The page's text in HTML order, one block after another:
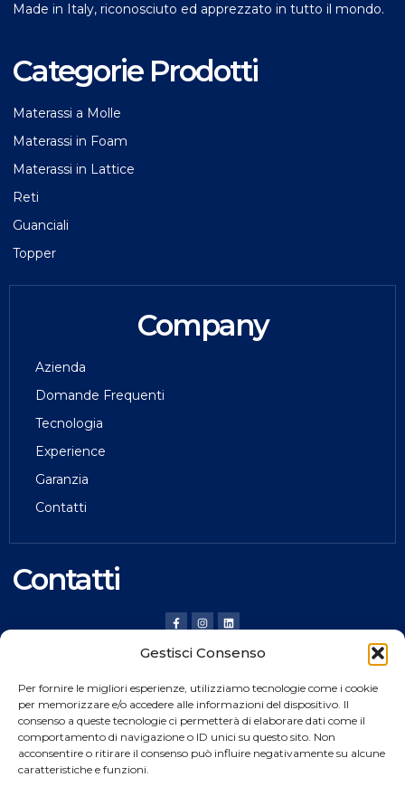
Gestisci Consenso
Per fornire le migliori esperienze, utilizziamo tecnologie come i cookie
per memorizzare e/o accedere alle informazioni del dispositivo. Il
consenso a queste tecnologie ci permetterà di elaborare dati come il
comportamento di navigazione o ID unici su questo sito. Non
acconsentire o ritirare il consenso può influire negativamente su alcune
caratteristiche e funzioni.
Made in Italy, riconosciuto ed apprezzato in tutto il mondo.
Categorie Prodotti
Materassi a Molle
Materassi in Foam
Materassi in Lattice
Reti
Guanciali
Topper
Company
Azienda
Domande Frequenti
Tecnologia
Experience
Garanzia
Contatti
Contatti
HILDING ANDERS ITALY SRL
Via Verona, 20 36020 Pove del Grappa (VI) Italy
Tel.+39 0424 8008
Fax +39 0424 800926